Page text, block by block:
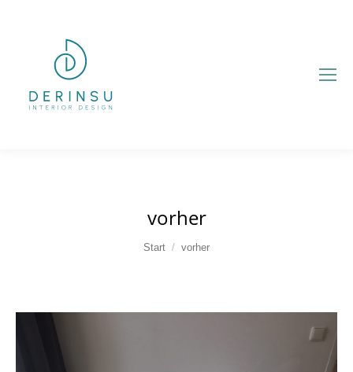
vorher
Sie befinden sich hier:
Start vorher